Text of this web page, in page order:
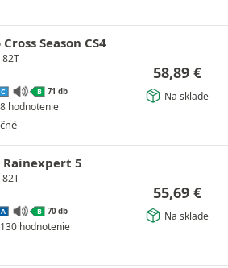
Season CS4
C B 71 db
8 hodnotenie
58,89 €
Na sklade
5
A B 70 db
130 hodnotenie
55,69 €
Na sklade